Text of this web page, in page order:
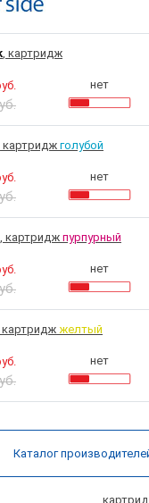
, картридж
нет
картриджголубой
нет
, картридж пурпурный
нет
картридж желтый
нет